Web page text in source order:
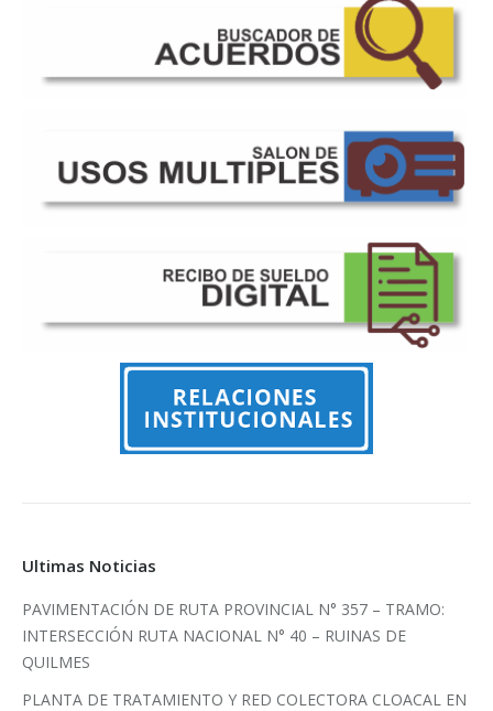
Ultimas Noticias
PAVIMENTACIÓN DE RUTA PROVINCIAL N° 357 – TRAMO:
INTERSECCIÓN RUTA NACIONAL N° 40 – RUINAS DE
QUILMES
PLANTA DE TRATAMIENTO Y RED COLECTORA CLOACAL EN